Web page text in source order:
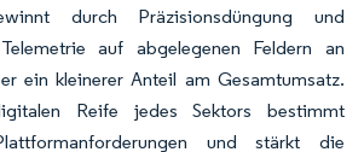
durch Präzisionsdüngung und
auf abgelegenen Feldern an
ein kleinerer Anteil am Gesamtumsatz.
Reife jedes Sektors bestimmt
und stärkt die